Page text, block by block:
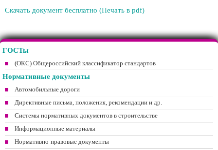
Скачать документ бесплатно (Печать в pdf)
ГОСТы
(ОКС) Общероссийский классификатор стандартов
Нормативные документы
Автомобильные дороги
Директивные письма, положения, рекомендации и др.
Системы нормативных документов в строительстве
Информационные материалы
Нормативно-правовые документы